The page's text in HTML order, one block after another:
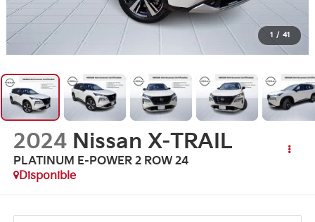
1 / 41
2024 Nissan X-TRAIL
PLATINUM E-POWER 2 ROW 24
Disponible